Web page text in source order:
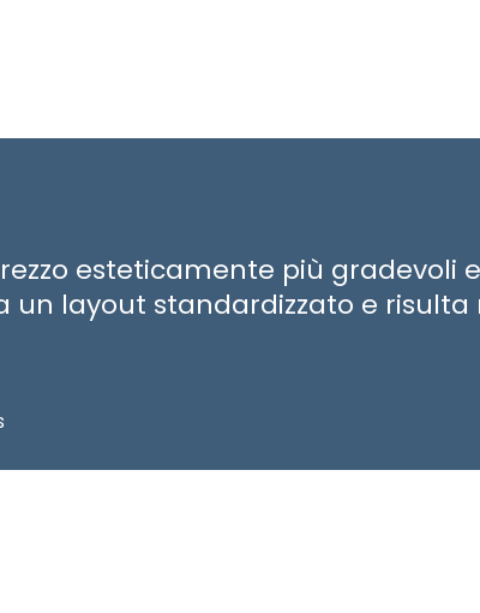
esteticamente più
un layout standardizzato e